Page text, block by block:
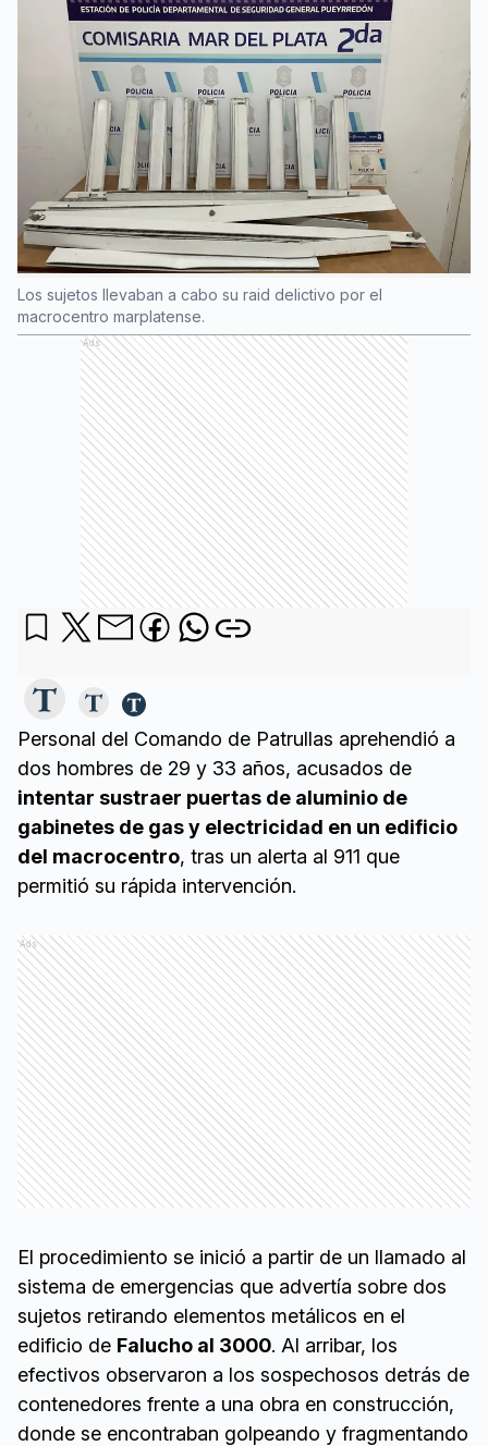
Los sujetos llevaban a cabo su raid delictivo por el
macrocentro marplatense.
Ads
Personal del Comando de Patrullas aprehendió a
dos hombres de 29 y 33 años, acusados de
intentar sustraer puertas de aluminio de
gabinetes de gas y electricidad en un edificio
del macrocentro, tras un alerta al 911 que
permitió su rápida intervención.
Ads
El procedimiento se inició a partir de un llamado al
sistema de emergencias que advertía sobre dos
sujetos retirando elementos metálicos en el
edificio de Falucho al 3000. Al arribar, los
efectivos observaron a los sospechosos detrás de
contenedores frente a una obra en construcción,
donde se encontraban golpeando y fragmentando